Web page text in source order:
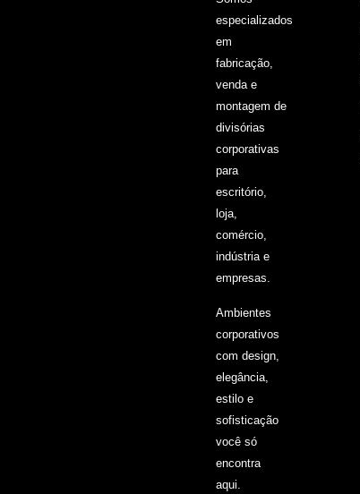
especializados
em
fabricação,
venda e
montagem de
divisórias
corporativas
para
escritório,
loja,
comércio,
indústria e
empresas.
Ambientes
corporativos
com design,
elegância,
estilo e
sofisticação
você só
encontra
aqui.